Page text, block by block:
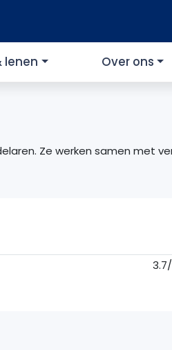
lenen Over ons
Ze werken samen met